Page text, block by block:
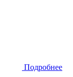
Подробнее